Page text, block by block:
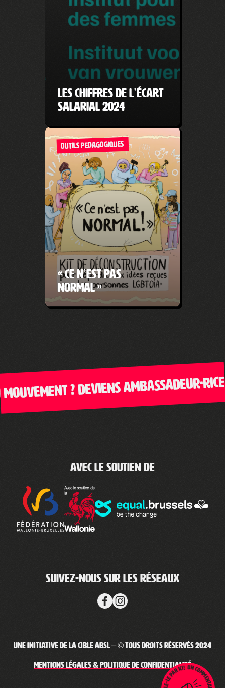
Les chiffres de l’écart
salarial 2024
OUTILS PEDAGOGIQUES
« Ce n’est pas
normal »
? Deviens ambassadeur·rice
Avec le soutien de
Suivez-nous sur les réseaux
Une initiative deLa Cible ABSL– © Tous droits réservés 2024
Mentions légales & Politique de confidentialité